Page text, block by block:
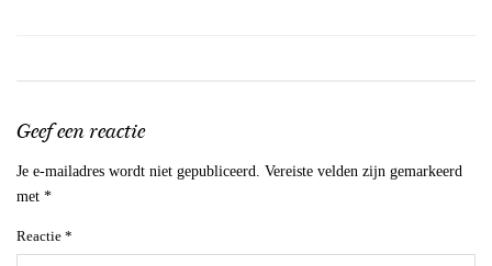
Geef een reactie
Je e-mailadres wordt niet gepubliceerd. Vereiste velden zijn gemarkeerd
met *
Reactie *